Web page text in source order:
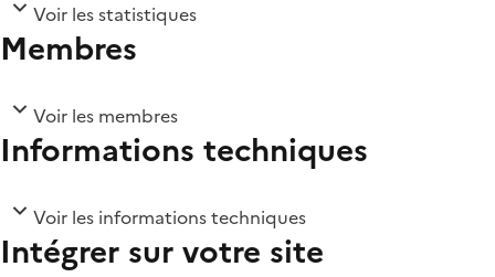
Voir les statistiques
Membres
Voir les membres
Informations techniques
Voir les informations techniques
Intégrer sur votre site